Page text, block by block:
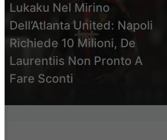
Lukaku Nel Mirino
Dell’Atlanta United: Napoli
Richiede 10 Milioni, De
Laurentiis Non Pronto A
Fare Sconti